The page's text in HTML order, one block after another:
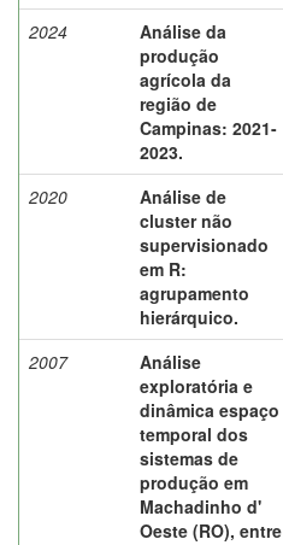
2024
Análise da
produção
agrícola da
região de
Campinas: 2021-
2023.
2020
Análise de
cluster não
supervisionado
em R:
agrupamento
hierárquico.
2007
Análise
exploratória e
dinâmica espaço
temporal dos
sistemas de
produção em
Machadinho d'
Oeste (RO), entre